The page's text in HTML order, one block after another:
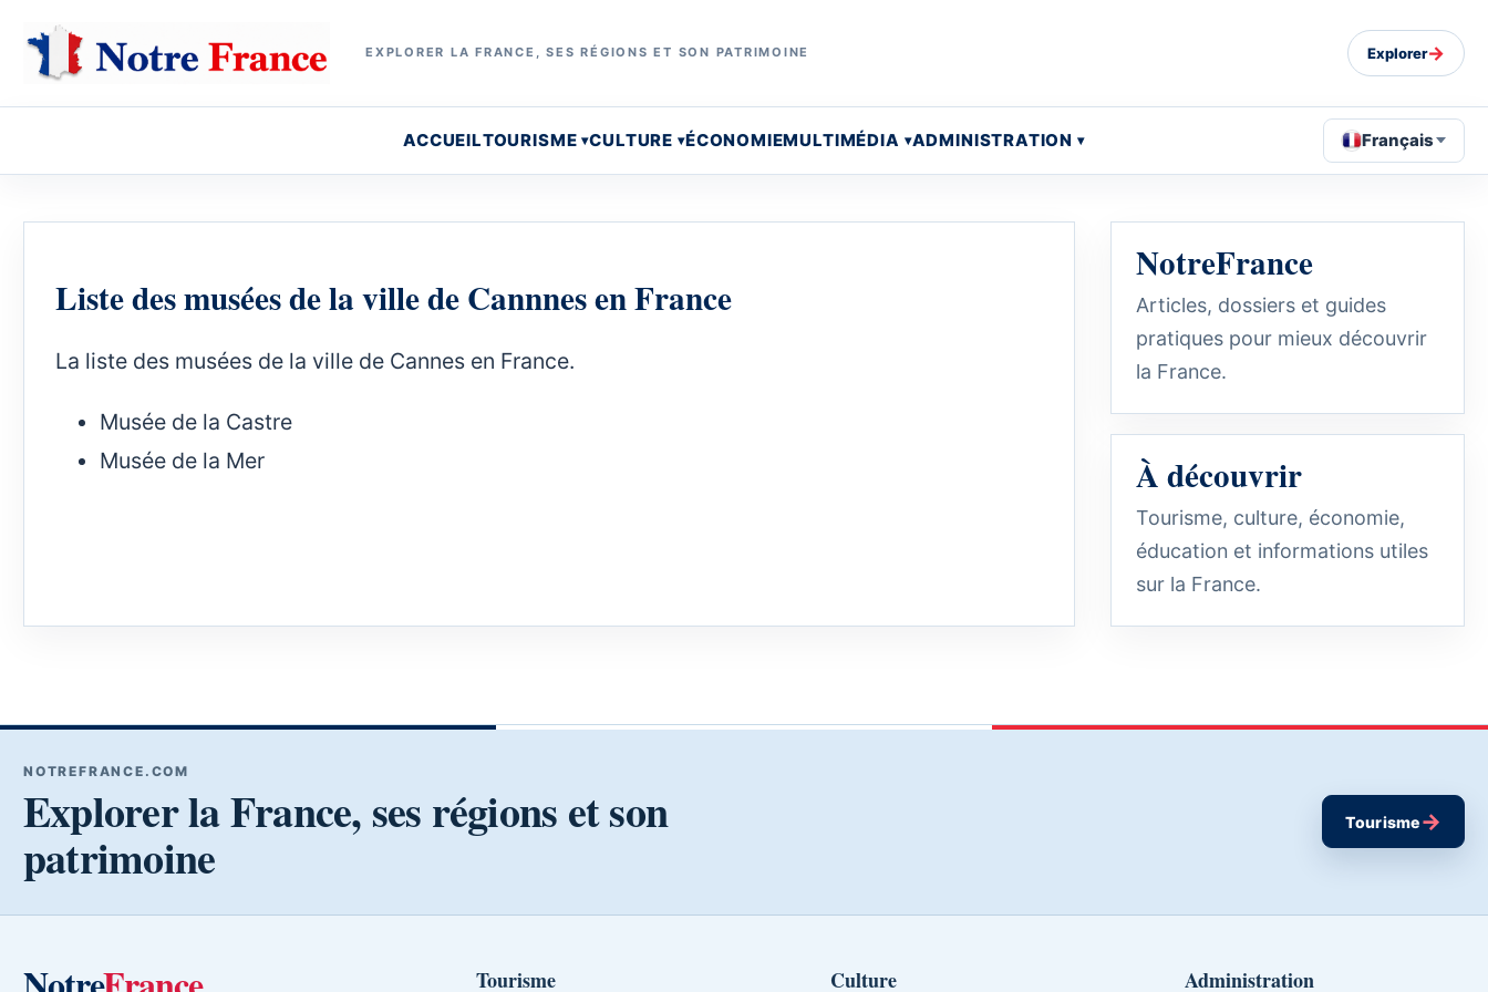
EXPLORER LA FRANCE, SES RÉGIONS ET SON PATRIMOINE Explorer→
ACCUEILTOURISME CULTURE ÉCONOMIEMULTIMÉDIA ADMINISTRATION Français
Liste des musées de la ville de Cannnes en France
La liste des musées de la ville de Cannes en France.
Musée de la Castre
Musée de la Mer
NotreFrance
Articles, dossiers et guides
pratiques pour mieux découvrir
la France.
À découvrir
Tourisme, culture, économie,
éducation et informations utiles
sur la France.
NOTREFRANCE.COM
Explorer la France, ses régions et son
patrimoine
Tourisme→
Tourisme Culture Administration